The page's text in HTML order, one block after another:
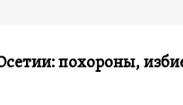
похороны,